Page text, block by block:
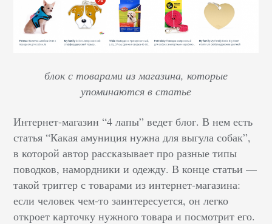
блок с товарами из магазина, которые
упоминаются в статье
Интернет-магазин “4 лапы” ведет блог. В нем есть
статья “Какая амуниция нужна для выгула собак”,
в которой автор рассказывает про разные типы
поводков, намордники и одежду. В конце статьи —
такой триггер с товарами из интернет-магазина:
если человек чем-то заинтересуется, он легко
откроет карточку нужного товара и посмотрит его.